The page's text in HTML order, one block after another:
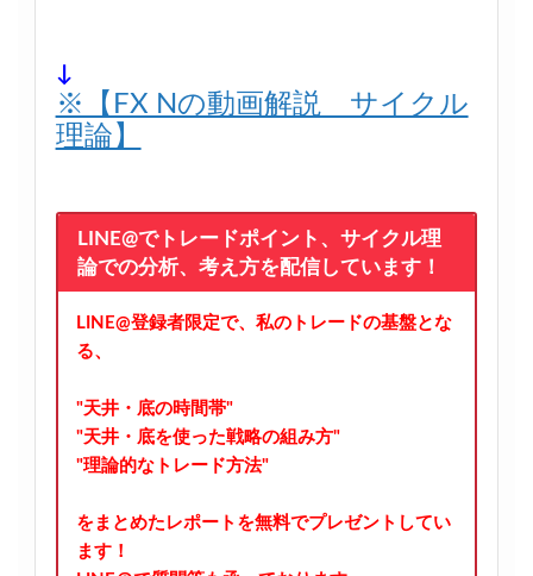
↓
※【FX Nの動画解説 サイクル
理論】
LINE@でトレードポイント、サイクル理
論での分析、考え方を配信しています！
LINE@登録者限定で、私のトレードの基盤とな
る、
"天井・底の時間帯"
"天井・底を使った戦略の組み方"
"理論的なトレード方法"
をまとめたレポートを無料でプレゼントしてい
ます！